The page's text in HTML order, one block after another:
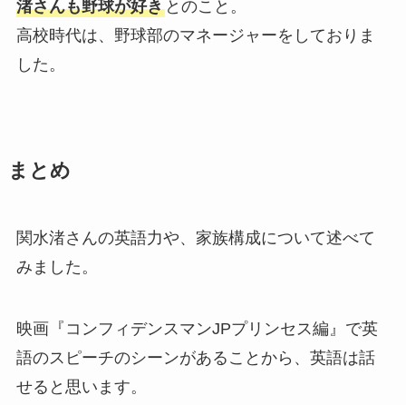
渚さんも野球が好きとのこと。
高校時代は、野球部のマネージャーをしておりま
した。
まとめ
関水渚さんの英語力や、家族構成について述べて
みました。
映画『コンフィデンスマンJPプリンセス編』で英
語のスピーチのシーンがあることから、英語は話
せると思います。